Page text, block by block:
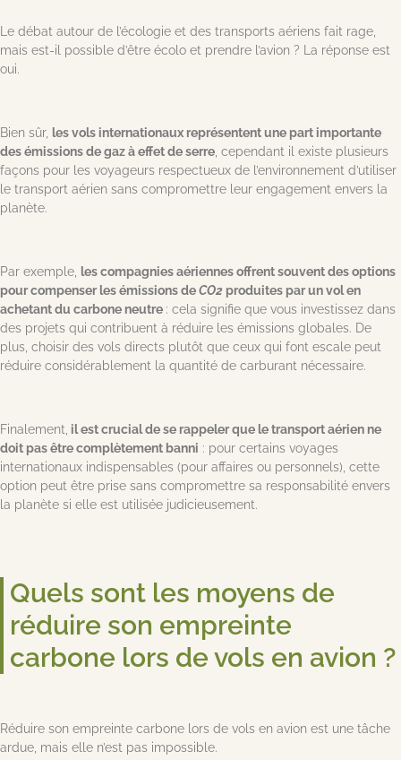
Le débat autour de l’écologie et des transports aériens fait rage,
mais est-il possible d’être écolo et prendre l’avion ? La réponse est
oui.
Bien sûr, les vols internationaux représentent une part importante
des émissions de gaz à effet de serre , cependant il existe plusieurs
façons pour les voyageurs respectueux de l’environnement d’utiliser
le transport aérien sans compromettre leur engagement envers la
planète.
Par exemple, les compagnies aériennes offrent souvent des options
pour compenser les émissions deCO2 produites par un vol en
achetant du carbone neutre : cela signifie que vous investissez dans
des projets qui contribuent à réduire les émissions globales. De
plus, choisir des vols directs plutôt que ceux qui font escale peut
réduire considérablement la quantité de carburant nécessaire.
Finalement, il est crucial de se rappeler que le transport aérien ne
doit pas être complètement banni : pour certains voyages
internationaux indispensables (pour affaires ou personnels), cette
option peut être prise sans compromettre sa responsabilité envers
la planète si elle est utilisée judicieusement.
Quels sont les moyens de
réduire son empreinte
carbone lors de vols en avion ?
Réduire son empreinte carbone lors de vols en avion est une tâche
ardue, mais elle n’est pas impossible.